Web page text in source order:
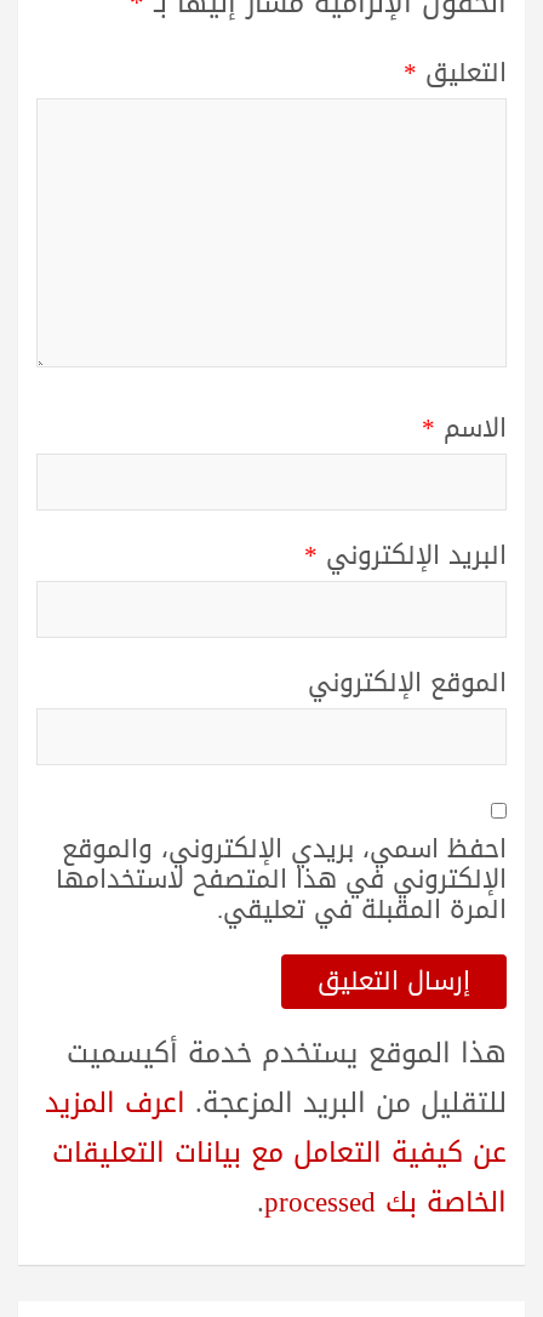
التعليق *
الاسم *
البريد الإلكتروني *
الموقع الإلكتروني
احفظ اسمي، بريدي الإلكتروني، والموقع
الإلكتروني في هذا المتصفح لاستخدامها
المرة المقبلة في تعليقي.
هذا الموقع يستخدم خدمة أكيسميت
للتقليل من البريد المزعجة. اعرف المزيد
عن كيفية التعامل مع بيانات التعليقات
الخاصة بك processed
.